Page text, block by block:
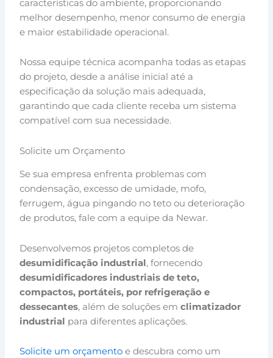
características do ambiente, proporcionando
melhor desempenho, menor consumo de energia
e maior estabilidade operacional.
Nossa equipe técnica acompanha todas as etapas
do projeto, desde a análise inicial até a
especificação da solução mais adequada,
garantindo que cada cliente receba um sistema
compatível com sua necessidade.
Solicite um Orçamento
Se sua empresa enfrenta problemas com
condensação, excesso de umidade, mofo,
ferrugem, água pingando no teto ou deterioração
de produtos, fale com a equipe da Newar.
Desenvolvemos projetos completos de
desumidificação industrial, fornecendo
desumidificadores industriais de teto,
compactos, portáteis, por refrigeração e
dessecantes, além de soluções emclimatizador
industrial para diferentes aplicações.
Solicite um orçamento e descubra como um